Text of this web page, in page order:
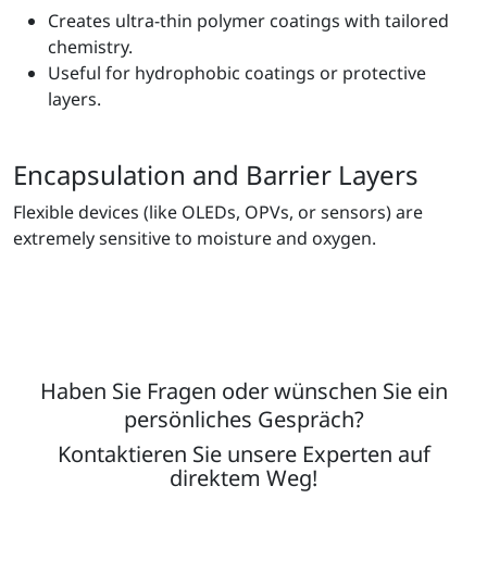
Creates ultra-thin polymer coatings with tailored
chemistry.
Useful for hydrophobic coatings or protective
layers.
Encapsulation and Barrier Layers
Flexible devices (like OLEDs, OPVs, or sensors) are
extremely sensitive to moisture and oxygen.
Haben Sie Fragen oder wünschen Sie ein
persönliches Gespräch?
Kontaktieren Sie unsere Experten auf
direktem Weg!